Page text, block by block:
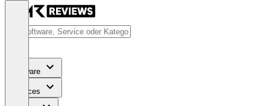
Software
Services